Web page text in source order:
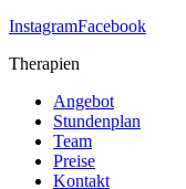
InstagramFacebook
Therapien
Angebot
Stundenplan
Team
Preise
Kontakt